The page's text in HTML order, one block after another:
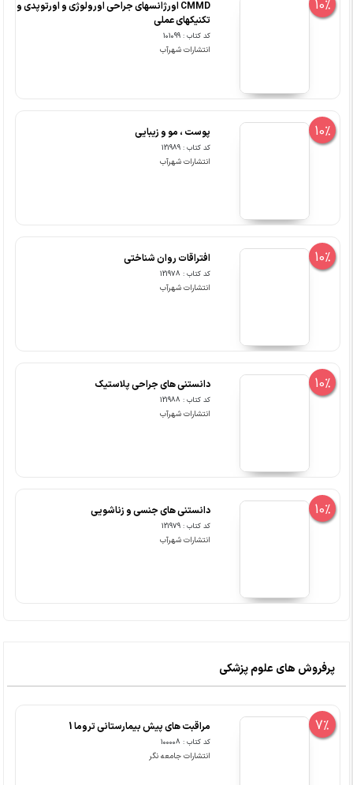
10%
CMMD اورژانسهای جراحی اورولوژی و اورتوپدی و
تکنیکهای عملی
کد کتاب : 101099
انتشارات شهرآب
10% پوست ، مو و زیبایی
کد کتاب : 121989
انتشارات شهرآب
10% افتراقات روان شناختی
کد کتاب : 121978
انتشارات شهرآب
10% دانستنی های جراحی پلاستیک
کد کتاب : 121988
انتشارات شهرآب
10% دانستنی های جنسی و زناشویی
کد کتاب : 121979
انتشارات شهرآب
پرفروش های علوم پزشکی
7% مراقبت های پیش بیمارستانی تروما 1
کد کتاب : 100008
انتشارات جامعه نگر